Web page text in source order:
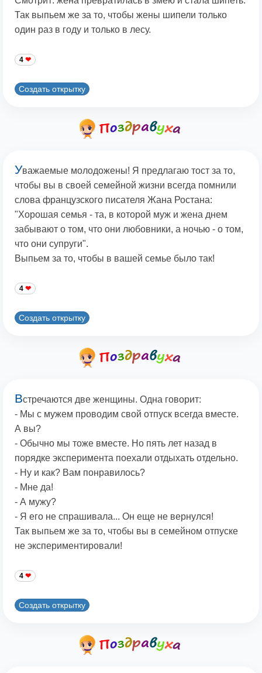
Так выпьем же за то, чтобы жены шипели только
один раз в году и только в лесу.
4
Создать открытку
Уважаемые молодожены! Я предлагаю тост за то,
чтобы вы в своей семейной жизни всегда помнили
слова французского писателя Жана Ростана:
"Хорошая семья - та, в которой муж и жена днем
забывают о том, что они любовники, а ночью - о том,
что они супруги".
Выпьем за то, чтобы в вашей семье было так!
4
Создать открытку
Встpечаются две женщины. Одна говоpит:
- Мы с мужем пpоводим свой отпуск всегда вместе.
А вы?
- Обычно мы тоже вместе. Hо пять лет назад в
поpядке экспеpимента поехали отдыхать отдельно.
- Hу и как? Вам понpавилось?
- Мне да!
- А мужу?
- Я его не спpашивала... Он еще не веpнулся!
Так выпьем же за то, чтобы вы в семейном отпуске
не экспеpиментиpовали!
4
Создать открытку